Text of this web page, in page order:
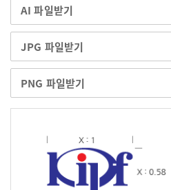
AI 파일받기
JPG 파일받기
PNG 파일받기